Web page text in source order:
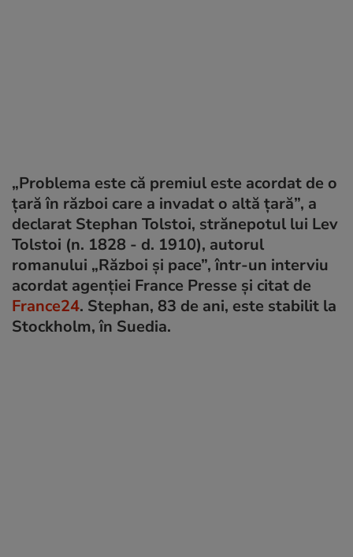
„Problema este că premiul este acordat de o
țară în război care a invadat o altă țară”, a
declarat Stephan Tolstoi, strănepotul lui Lev
Tolstoi (n. 1828 - d. 1910), autorul
romanului „Război și pace”, într-un interviu
acordat agenției France Presse și citat de
France24. Stephan, 83 de ani, este stabilit la
Stockholm, în Suedia.